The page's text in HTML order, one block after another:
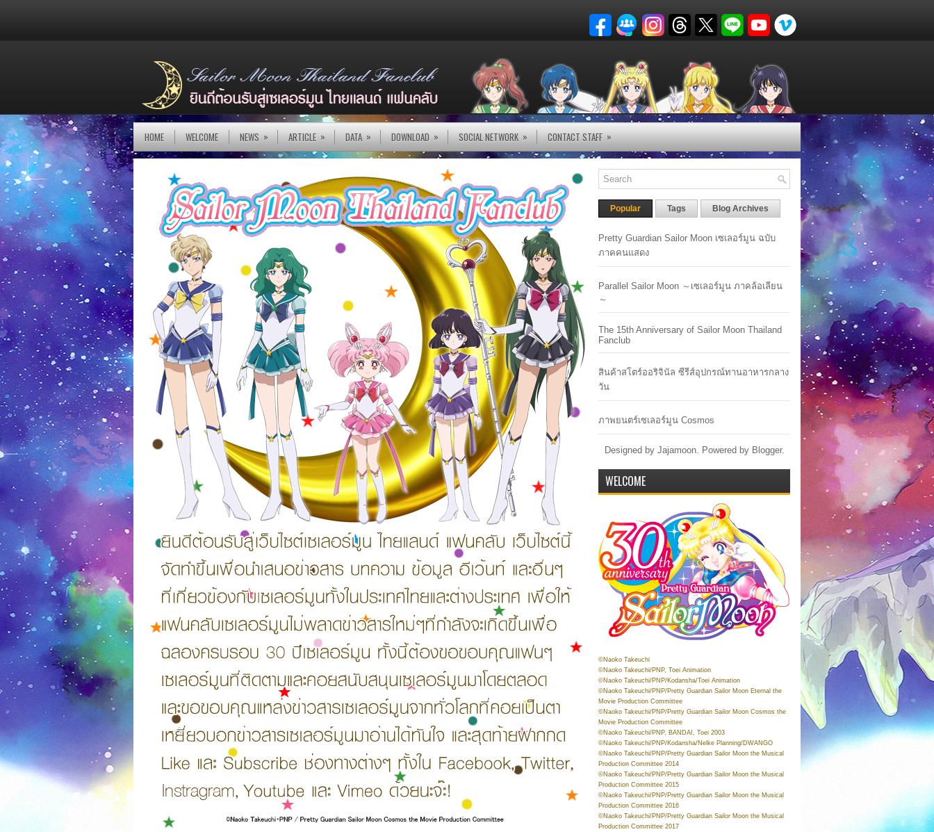
HOME WELCOME NEWS » ARTICLE » DATA » DOWNLOAD » SOCIAL NETWORK » CONTACT STAFF »
Popular Tags Blog Archives
Pretty Guardian Sailor Moon เซเลอร์มูน ฉบับ
ภาคคนแสดง
Parallel Sailor Moon ～เซเลอร์มูน ภาคล้อเลียน
～
The 15th Anniversary of Sailor Moon Thailand
Fanclub
สินค้าสโตร์ออริจินัล ซีรีส์อุปกรณ์ทานอาหารกลาง
วัน
ภาพยนตร์เซเลอร์มูน Cosmos
Designed by Jajamoon. Powered by Blogger.
WELCOME
©Naoko Takeuchi
©Naoko Takeuchi/PNP, Toei Animation
©Naoko Takeuchi/PNP/Kodansha/Toei Animation
©Naoko Takeuchi/PNP/Pretty Guardian Sailor Moon Eternal the
Movie Production Committee
©Naoko Takeuchi/PNP/Pretty Guardian Sailor Moon Cosmos the
Movie Production Committee
©Naoko Takeuchi/PNP, BANDAI, Toei 2003
©Naoko Takeuchi/PNP/Kodansha/Nelke Planning/DWANGO
©Naoko Takeuchi/PNP/Pretty Guardian Sailor Moon the Musical
Production Committee 2014
©Naoko Takeuchi/PNP/Pretty Guardian Sailor Moon the Musical
Production Committee 2015
©Naoko Takeuchi/PNP/Pretty Guardian Sailor Moon the Musical
Production Committee 2016
©Naoko Takeuchi/PNP/Pretty Guardian Sailor Moon the Musical
Production Committee 2017